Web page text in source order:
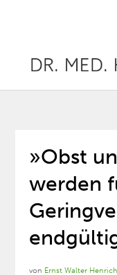
»Obst
werden
von Ernst Walter Henrich